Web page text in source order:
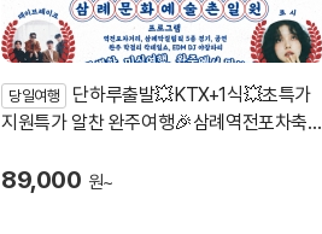
당일여행
단하루출발💥KTX+1식💥초특가
지원특가 알찬 완주여행🎉삼례역전포차축제
89,000 원~